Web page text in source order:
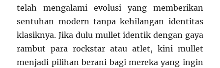
telah mengalami evolusi yang memberikan
sentuhan modern tanpa kehilangan identitas
klasiknya. Jika dulu mullet identik dengan gaya
rambut para rockstar atau atlet, kini mullet
menjadi pilihan berani bagi mereka yang ingin